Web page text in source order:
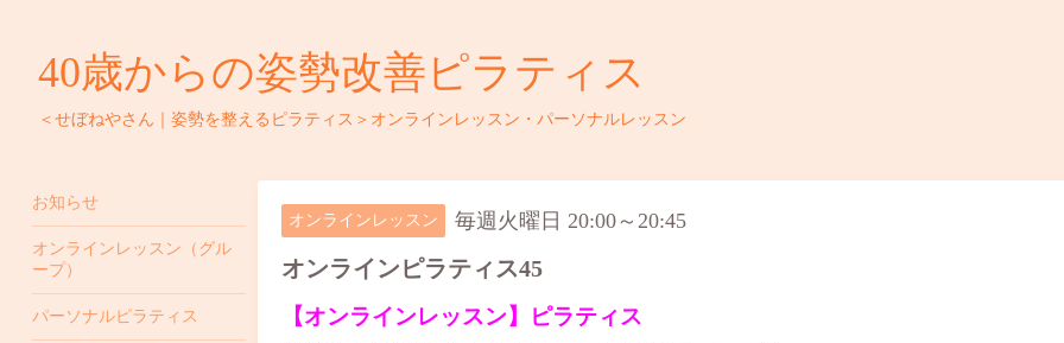
40歳からの姿勢改善ピラティス
＜せぼねやさん｜姿勢を整えるピラティス＞オンラインレッスン・パーソナルレッスン
オンラインレッスン 毎週火曜日 20:00～20:45
オンラインピラティス45
【オンラインレッスン】ピラティス
お知らせ
オンラインレッスン（グル
ープ）
パーソナルピラティス